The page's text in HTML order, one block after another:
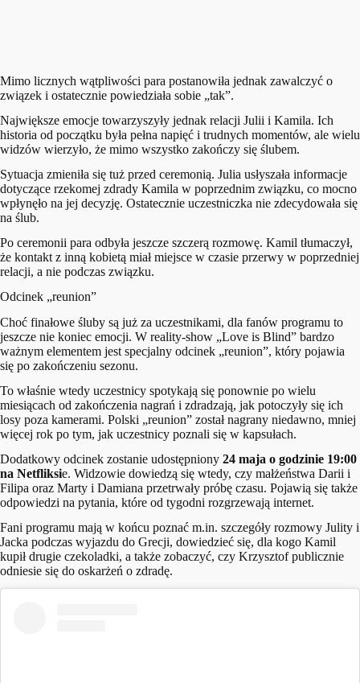
Mimo licznych wątpliwości para postanowiła jednak zawalczyć o
związek i ostatecznie powiedziała sobie „tak”.
Największe emocje towarzyszyły jednak relacji Julii i Kamila. Ich
historia od początku była pełna napięć i trudnych momentów, ale wielu
widzów wierzyło, że mimo wszystko zakończy się ślubem.
Sytuacja zmieniła się tuż przed ceremonią. Julia usłyszała informacje
dotyczące rzekomej zdrady Kamila w poprzednim związku, co mocno
wpłynęło na jej decyzję. Ostatecznie uczestniczka nie zdecydowała się
na ślub.
Po ceremonii para odbyła jeszcze szczerą rozmowę. Kamil tłumaczył,
że kontakt z inną kobietą miał miejsce w czasie przerwy w poprzedniej
relacji, a nie podczas związku.
Odcinek „reunion”
Choć finałowe śluby są już za uczestnikami, dla fanów programu to
jeszcze nie koniec emocji. W reality-show „Love is Blind” bardzo
ważnym elementem jest specjalny odcinek „reunion”, który pojawia
się po zakończeniu sezonu.
To właśnie wtedy uczestnicy spotykają się ponownie po wielu
miesiącach od zakończenia nagrań i zdradzają, jak potoczyły się ich
losy poza kamerami. Polski „reunion” został nagrany niedawno, mniej
więcej rok po tym, jak uczestnicy poznali się w kapsułach.
Dodatkowy odcinek zostanie udostępniony 24 maja o godzinie 19:00
na Netfliksie. Widzowie dowiedzą się wtedy, czy małżeństwa Darii i
Filipa oraz Marty i Damiana przetrwały próbę czasu. Pojawią się także
odpowiedzi na pytania, które od tygodni rozgrzewają internet.
Fani programu mają w końcu poznać m.in. szczegóły rozmowy Julity i
Jacka podczas wyjazdu do Grecji, dowiedzieć się, dla kogo Kamil
kupił drugie czekoladki, a także zobaczyć, czy Krzysztof publicznie
odniesie się do oskarżeń o zdradę.